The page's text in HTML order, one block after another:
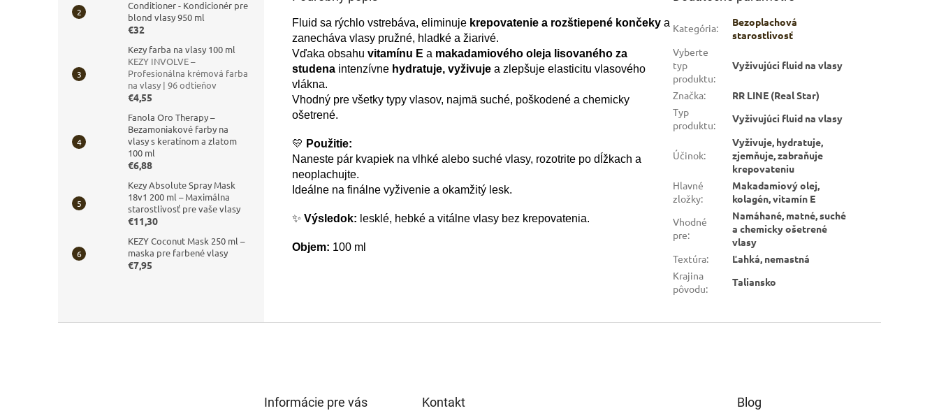
Conditioner - Kondicionér pre
blond vlasy 950 ml
€32
Kezy farba na vlasy 100 ml
KEZY INVOLVE –
Profesionálna krémová farba
na vlasy | 96 odtieňov
€4,55
Fanola Oro Therapy –
Bezamoniakové farby na
vlasy s keratínom a zlatom
100 ml
€6,88
Kezy Absolute Spray Mask
18v1 200 ml – Maximálna
starostlivosť pre vaše vlasy
€11,30
KEZY Coconut Mask 250 ml –
maska pre farbené vlasy
€7,95
Fluid sa rýchlo vstrebáva, eliminuje krepovatenie a rozštiepené končeky a
zanecháva vlasy pružné, hladké a žiarivé.
Vďaka obsahu vitamínu E a makadamiového oleja lisovaného za
studena intenzívne hydratuje, vyživuje a zlepšuje elasticitu vlasového
vlákna.
Vhodný pre všetky typy vlasov, najmä suché, poškodené a chemicky
ošetrené.
💛 Použitie:
Naneste pár kvapiek na vlhké alebo suché vlasy, rozotrite po dĺžkach a
neoplachujte.
Ideálne na finálne vyživenie a okamžitý lesk.
✨ Výsledok: lesklé, hebké a vitálne vlasy bez krepovatenia.
Objem: 100 ml
Kategória:
Bezoplachová
starostlivosť
Vyberte
typ
produktu:
Vyživujúci fluid na vlasy
Značka:
RR LINE (Real Star)
Typ
produktu:
Vyživujúci fluid na vlasy
Účinok:
Vyživuje, hydratuje,
zjemňuje, zabraňuje
krepovateniu
Hlavné
zložky:
Makadamiový olej,
kolagén, vitamín E
Vhodné
pre:
Namáhané, matné, suché
a chemicky ošetrené
vlasy
Textúra:
Ľahká, nemastná
Krajina
pôvodu:
Taliansko
Informácie pre vás Kontakt Blog